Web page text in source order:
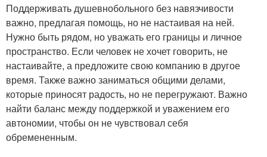
Поддерживать душевнобольного без навязчивости
важно, предлагая помощь, но не настаивая на ней.
Нужно быть рядом, но уважать его границы и личное
пространство. Если человек не хочет говорить, не
настаивайте, а предложите свою компанию в другое
время. Также важно заниматься общими делами,
которые приносят радость, но не перегружают. Важно
найти баланс между поддержкой и уважением его
автономии, чтобы он не чувствовал себя
обремененным.